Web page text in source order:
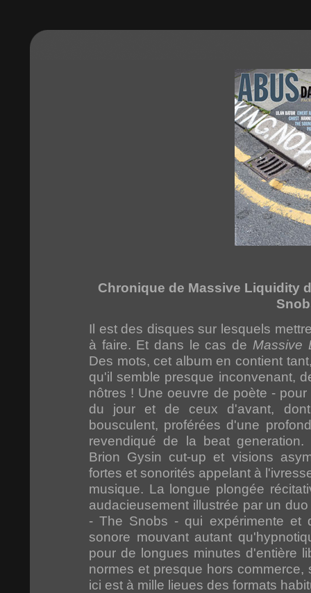
Chronique de Massive Liquidity
Il est des disques sur lesquels
à faire. Et dans le cas de Massive
Des mots, cet album en contient
qu'il semble presque inconvenant,
nôtres ! Une oeuvre de poète -
du jour et de ceux d'avant,
bousculent, proférées d'une
revendiqué de la beat
Brion Gysin cut-up et visions
fortes et sonorités appelant à
musique. La longue plongée
audacieusement illustrée par un
- The Snobs - qui expérimente et
sonore mouvant autant
pour de longues minutes d'entière
normes et presque hors commerce,
ici est à mille lieues des formats